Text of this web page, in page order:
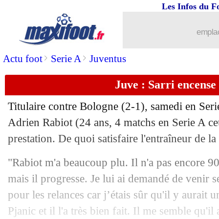
Actu foot> Serie A> Juventus
Les Infos du
Juve : Sarri
Titulaire contre Bologne (2-1), samedi en
Adrien Rabiot (24 ans, 4 matchs en Serie A
prestation. De quoi satisfaire l'entraîneur de
"Rabiot m'a beaucoup plu. Il n'a pas encore
mais il progresse. Je lui ai demandé de venir
pour les relances car j’étais sûr qu'il y aurait
Pjanic et il l'a très bien fait. Il me semble qu'il
VIDEO : le missile incroyable de
20/10 PSG: Meunier et la concurrence avec
20/10 L1: Bordeaux 0-1 St Etienne (fini)
20/10 Man Utd: Martial veut devenir plus
20/10
20/10 TFC: Kombouaré fier de ses joueurs
20/10 Barça : Suarez 4e meilleur buteur de